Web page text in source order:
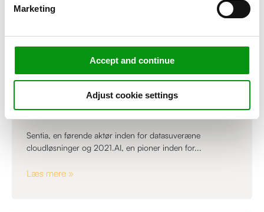
Marketing
Accept and continue
Adjust cookie settings
NYHEDER,PRESSE
Sentia og 2021.AI lancerer Managed
AI Platform i et strategisk partnerskab
Sentia, en førende aktør inden for datasuveræne
cloudløsninger og 2021.AI, en pioner inden for...
Læs mere »